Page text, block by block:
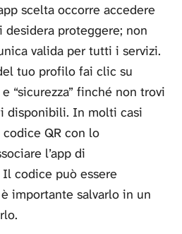
scelta occorre accedere
proteggere; non
valida per tutti i servizi.
tuo profilo fai clic su
“sicurezza” finché non trovi
disponibili. In molti casi
QR con lo
l’app di
codice può essere
importante salvarlo in un